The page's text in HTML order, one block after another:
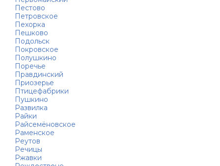
Пестово
Петровское
Пехорка
Пешково
Подольск
Покровское
Полушкино
Поречье
Правдинский
Приозерье
Птицефабрики
Пушкино
Развилка
Райки
Райсемёновское
Раменское
Реутов
Речицы
Ржавки